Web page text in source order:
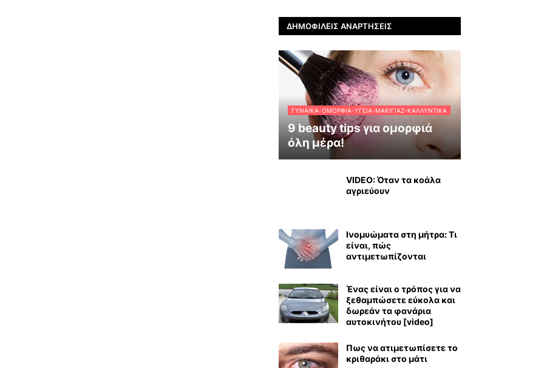
ΔΗΜΟΦΙΛΕΊΣ ΑΝΑΡΤΉΣΕΙΣ
ΓΥΝΑΊΚΑ-ΟΜΟΡΦΙΆ-ΥΓΕΊΑ-ΜΑΚΙΓΙΆΖ-ΚΑΛΛΥΝΤΙΚΆ
9 beauty tips για ομορφιά
όλη μέρα!
VIDEO: Όταν τα κοάλα
αγριεύουν
Ινομυώματα στη μήτρα: Τι
είναι, πώς
αντιμετωπίζονται
Ένας είναι ο τρόπος για να
ξεθαμπώσετε εύκολα και
δωρεάν τα φανάρια
αυτοκινήτου [video]
Πως να ατιμετωπίσετε το
κριθαράκι στο μάτι